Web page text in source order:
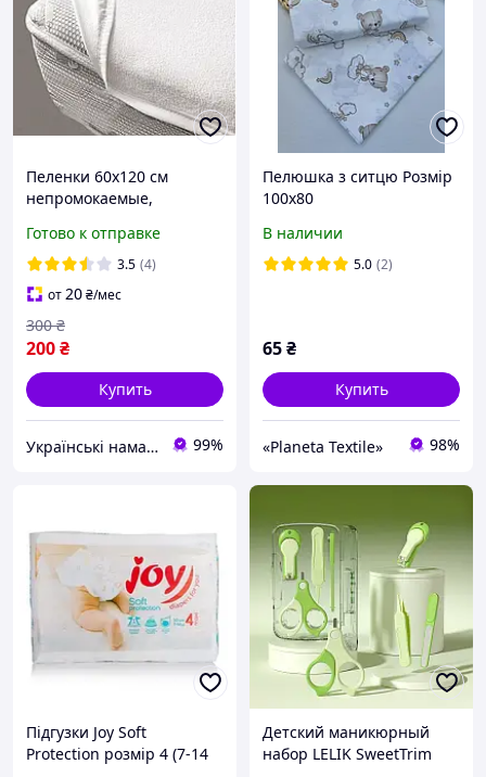
Пеленки 60х120 см
непромокаемые,
взрослых
Готово к отправке
3.5 (4)
от20₴/мес
200₴
300 ₴
Купить
Українські наматрацники 99%
Пелюшка з ситцю Розмір
100х80
В наличии
5.0 (2)
65₴
Купить
«Planeta Textile» 98%
Підгузки Joy Soft
Protection розмір 4 (7-14
Детский маникюрный
набор LELIK SweetTrim